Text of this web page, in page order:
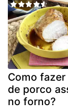
Como
de porco
no forno?